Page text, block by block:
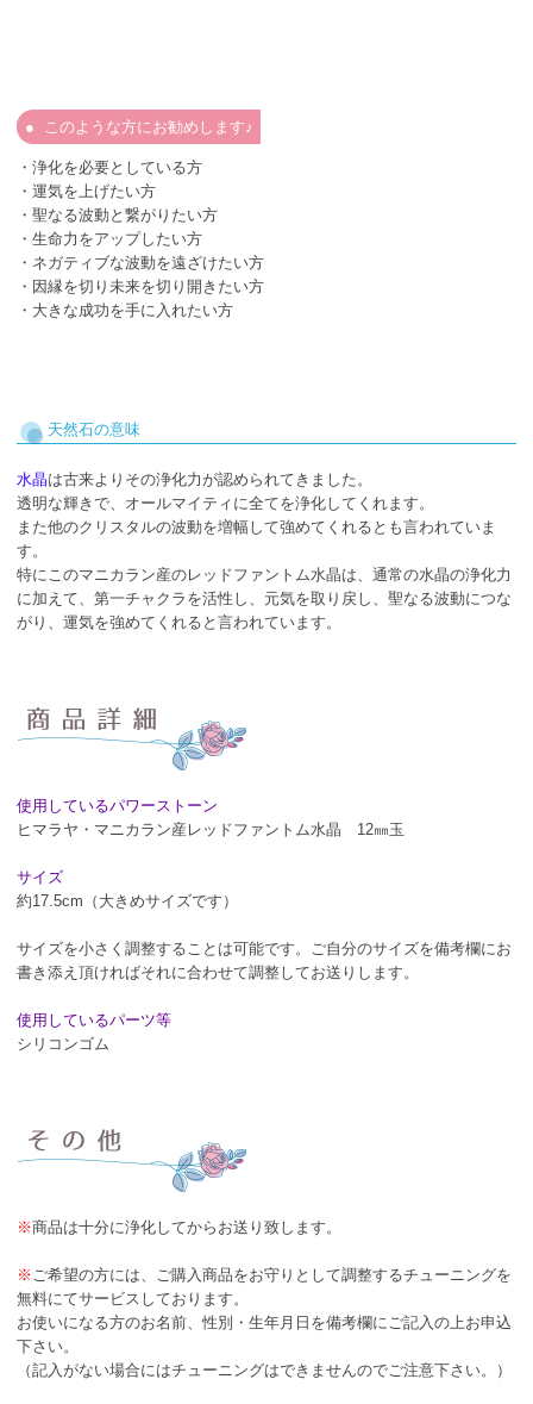
このような方にお勧めします♪
・浄化を必要としている方
・運気を上げたい方
・聖なる波動と繋がりたい方
・生命力をアップしたい方
・ネガティブな波動を遠ざけたい方
・因縁を切り未来を切り開きたい方
・大きな成功を手に入れたい方
天然石の意味
水晶は古来よりその浄化力が認められてきました。
透明な輝きで、オールマイティに全てを浄化してくれます。
また他のクリスタルの波動を増幅して強めてくれるとも言われていま
す。
特にこのマニカラン産のレッドファントム水晶は、通常の水晶の浄化力
に加えて、第一チャクラを活性し、元気を取り戻し、聖なる波動につな
がり、運気を強めてくれると言われています。
使用しているパワーストーン
ヒマラヤ・マニカラン産レッドファントム水晶 12㎜玉
サイズ
約17.5cm（大きめサイズです）
サイズを小さく調整することは可能です。ご自分のサイズを備考欄にお
書き添え頂ければそれに合わせて調整してお送りします。
使用しているパーツ等
シリコンゴム
※商品は十分に浄化してからお送り致します。
※ ご希望の方には、ご購入商品をお守りとして調整するチューニングを
無料にてサービスしております。
お使いになる方のお名前、性別・生年月日を備考欄にご記入の上お申込
下さい。
（記入がない場合にはチューニングはできませんのでご注意下さい。）